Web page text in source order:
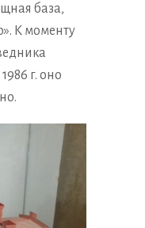
база,
К моменту
г. оно